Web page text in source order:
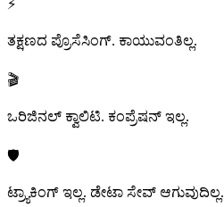
⚡
ತಕ್ಷಣದ ಪ್ರೊಸೆಸಿಂಗ್. ಕಾಯುವಂತಿಲ್ಲ.
🎬
ಒರಿಜಿನಲ್ ಕ್ವಾಲಿಟಿ. ಕಂಪ್ರೆಷನ್ ಇಲ್ಲ.
🛡️
ಟ್ರ್ಯಾಕಿಂಗ್ ಇಲ್ಲ. ಡೇಟಾ ಸೇವ್ ಆಗುವುದಿಲ್ಲ.